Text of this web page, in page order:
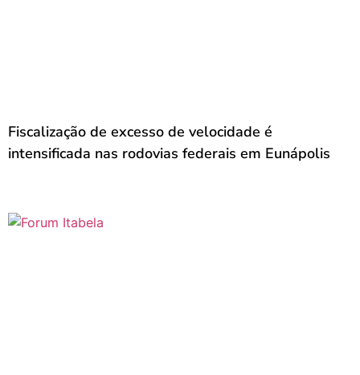
Fiscalização de excesso de velocidade é
intensificada nas rodovias federais em Eunápolis